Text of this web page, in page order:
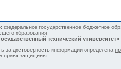
: федеральное государственное бюджетное
образования
технический
за достоверность информации определена
права защищены